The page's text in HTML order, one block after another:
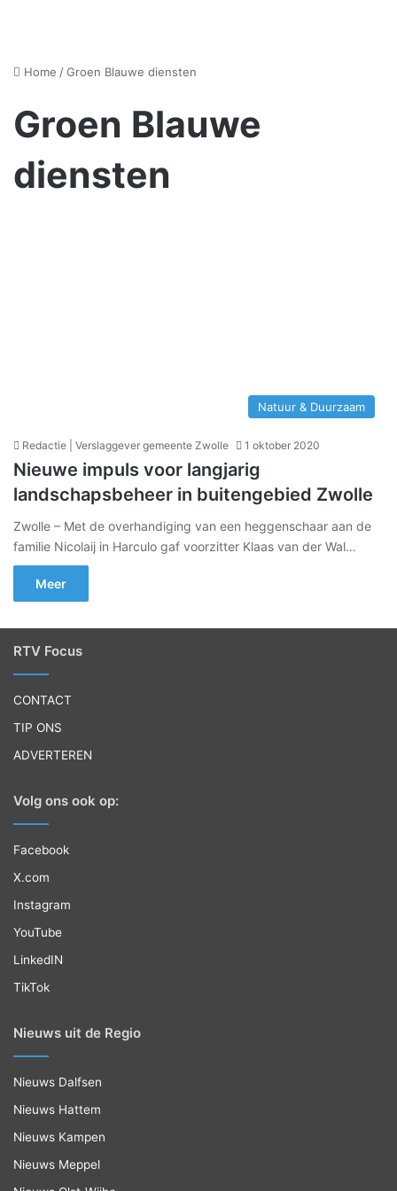
Home /Groen Blauwe diensten
Groen Blauwe
diensten
Natuur & Duurzaam
Redactie | Verslaggever gemeente Zwolle 1 oktober 2020
Nieuwe impuls voor langjarig
landschapsbeheer in buitengebied Zwolle
Zwolle – Met de overhandiging van een heggenschaar aan de
familie Nicolaij in Harculo gaf voorzitter Klaas van der Wal…
Meer
RTV Focus
CONTACT
TIP ONS
ADVERTEREN
Volg ons ook op:
Facebook
X.com
Instagram
YouTube
LinkedIN
TikTok
Nieuws uit de Regio
Nieuws Dalfsen
Nieuws Hattem
Nieuws Kampen
Nieuws Meppel